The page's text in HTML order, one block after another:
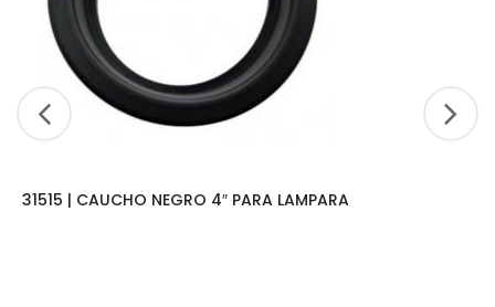
31515 | CAUCHO NEGRO 4″ PARA LAMPARA